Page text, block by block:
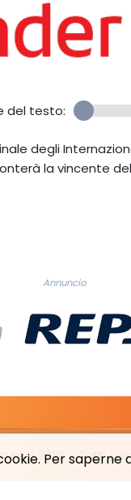
Per
del testo:
degli
la vincente
Annuncio
- 2026 - Tutti i